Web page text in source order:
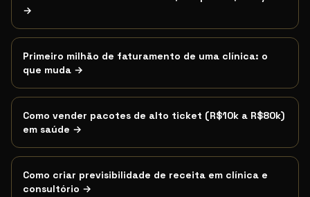
→
Primeiro milhão de faturamento de uma clínica: o
que muda →
Como vender pacotes de alto ticket (R$10k a R$80k)
em saúde →
Como criar previsibilidade de receita em clínica e
consultório →